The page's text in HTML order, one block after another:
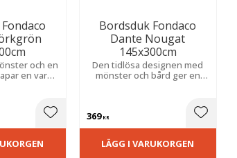
och en
en varm
Lägg till i favoriter
Bordsduk Fondaco
Dante Nougat
145x300cm
Den tidlösa designen med
mönster och bård ger en
369KR Lägg
LÄGG I VARUKORGEN